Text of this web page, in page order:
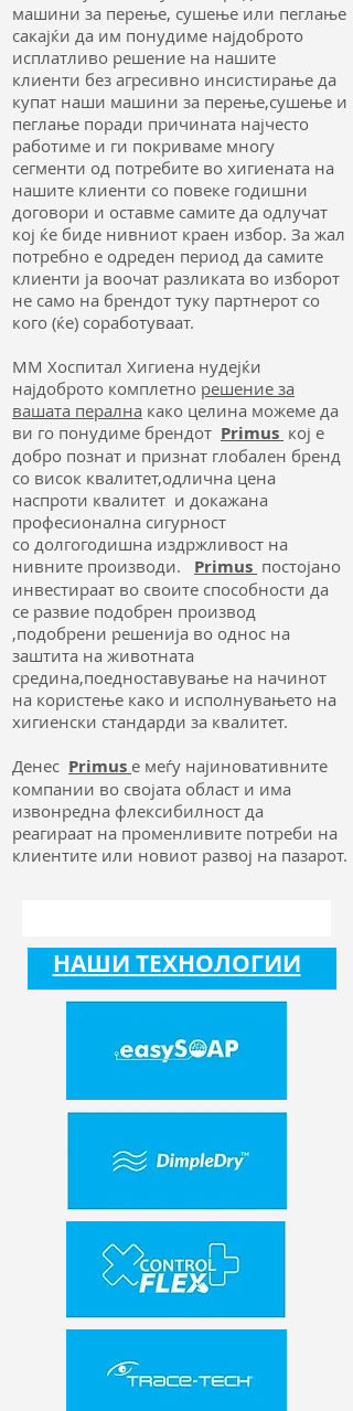
машини за перење, сушење или пеглање
сакајќи да им понудиме најдоброто
исплатливо решение на нашите
клиенти без агресивно инсистирање да
купат наши машини за перење,сушење и
пеглање поради причината најчесто
работиме и ги покриваме многу
сегменти од потребите во хигиената на
нашите клиенти со повеке годишни
договори и оставме самите да одлучат
кој ќе биде нивниот краен избор. За жал
потребно е одреден период да самите
клиенти ја воочат разликата во изборот
не само на брендот туку партнерот со
кого (ќе) соработуваат.
ММ Хоспитал Хигиена нудејќи
најдоброто комплетно решение за
вашата перална како целина можеме да
ви го понудиме брендот Primus кој е
добро познат и признат глобален бренд
со висок квалитет,одлична цена
наспроти квалитет и докажана
професионална сигурност
со долгогодишна издржливост на
нивните производи. Primus постојано
инвестираат во своите способности да
се развие подобрен производ
,подобрени решенија во однос на
заштита на животната
средина,поедноставување на начинот
на користење како и исполнувањето на
хигиенски стандарди за квалитет.
Денес Primus е меѓу најиновативните
компании во својата област и има
извонредна флексибилност да
реагираат на променливите потреби на
клиентите или новиот развој на пазарот.
НАШИ ТЕХНОЛОГИИ